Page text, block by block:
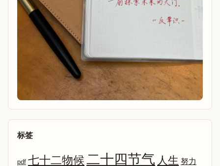
标签
pdf 七十二物候二十四节气 人生 努力